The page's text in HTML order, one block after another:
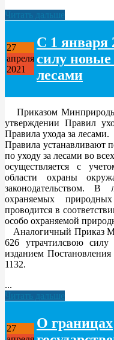
Читать дальше
27
апреля
2021
С 1 января
силу новые
лесами
Приказом
утверждении Правил
Правила ухода за лесами.
Правила устанавливают
по уходу за лесами во
осуществляется с
области охраны
законодательством.
охраняемых
проводится в
особо охраняемой
Аналогичный Приказ
626 утрачтилсвою
изданием
1132.
...
Читать дальше
27
О границах